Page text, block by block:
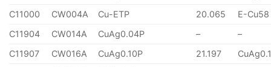
C11000
CW004A Cu-ETP 20.065
E-Cu58
C11904
CW014A CuAg0.04P –
–
C11907
CW016A CuAg0.10P 21.197